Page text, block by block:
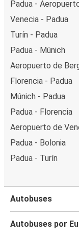
Padua -
Venecia - Padua
Turín - Padua
Padua - Múnich
Aeropuerto de
Florencia - Padua
Múnich - Padua
Padua - Florencia
Aeropuerto de
Padua - Bolonia
Padua - Turín
Autobuses
Autobuses por